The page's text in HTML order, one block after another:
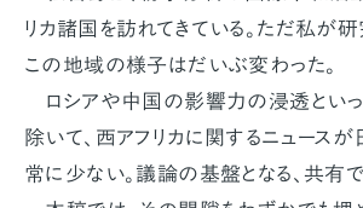
リカ諸国を訪れてきている。ただ私が
この地域の様子はだいぶ変わった。
ロシアや中国の影響力の浸透とい
除いて、西アフリカに関するニュース
常に少ない。議論の基盤となる、共有